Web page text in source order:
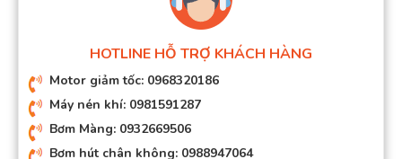
HOTLINE HỖ TRỢ KHÁCH HÀNG
Motor giảm tốc: 0968320186
Máy nén khí: 0981591287
Bơm Màng: 0932669506
Bơm hút chân không: 0988947064